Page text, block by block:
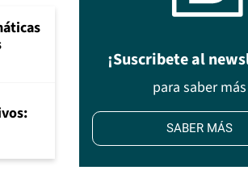
¡Suscribete al
para saber más
SABER MÁS